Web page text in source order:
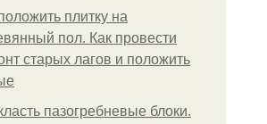
плитку на
пол. Как провести
старых лагов и положить
пазогребневые блоки.